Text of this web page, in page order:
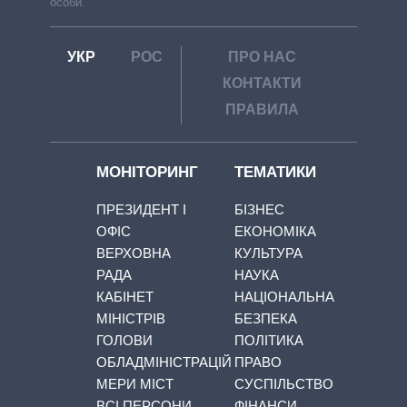
УКР РОС
ПРО НАС
КОНТАКТИ
ПРАВИЛА
МОНІТОРИНГ
ПРЕЗИДЕНТ І
ОФІС
ВЕРХОВНА
РАДА
КАБІНЕТ
МІНІСТРІВ
ГОЛОВИ
ОБЛАДМІНІСТРАЦІЙ
МЕРИ МІСТ
ТЕМАТИКИ
БІЗНЕС
ЕКОНОМІКА
КУЛЬТУРА
НАУКА
НАЦІОНАЛЬНА
БЕЗПЕКА
ПОЛІТИКА
ПРАВО
СУСПІЛЬСТВО